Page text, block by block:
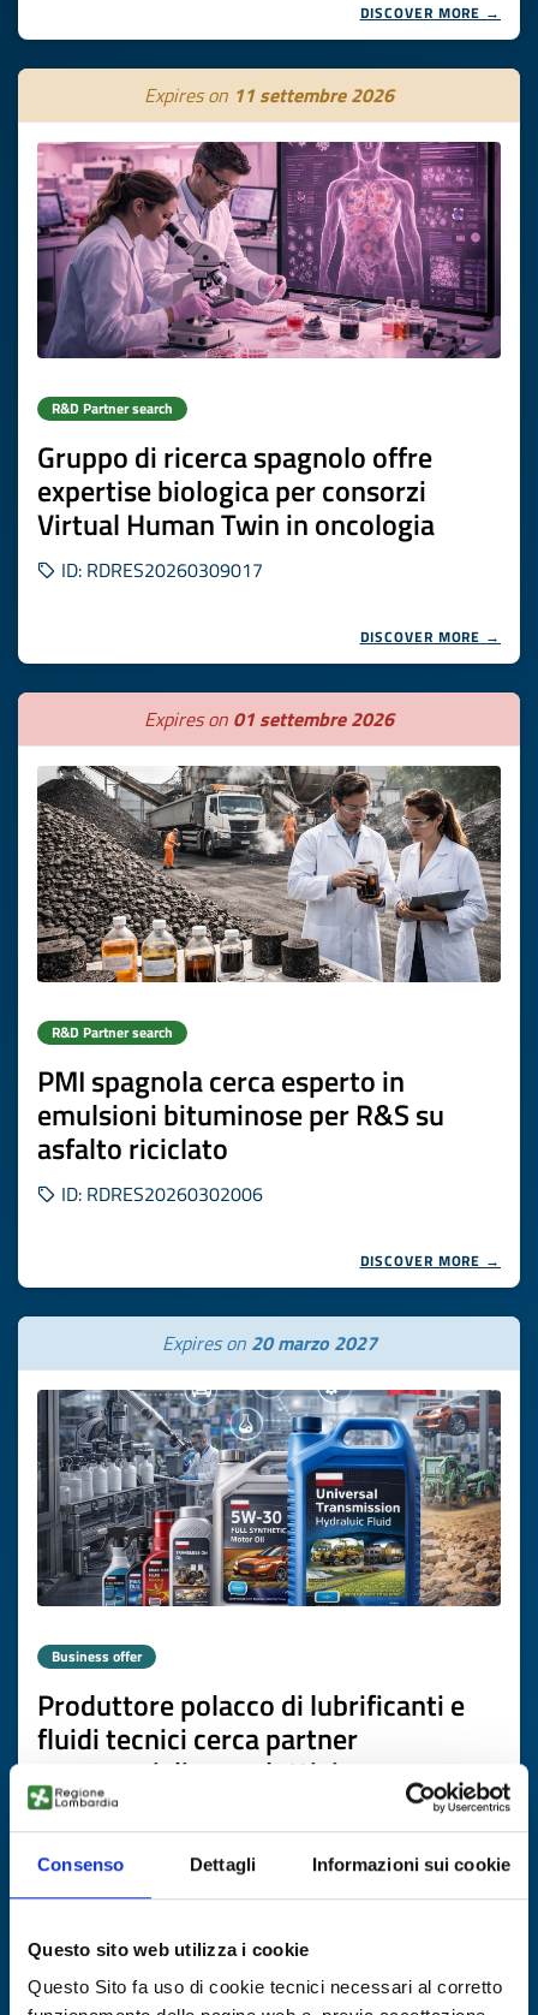
Consenso Dettagli Informazioni sui cookie
Questo sito web utilizza i cookie
Questo Sito fa uso di cookie tecnici necessari al corretto
DISCOVER MORE →
Expires on 11 settembre 2026
R&D Partner search
Gruppo di ricerca spagnolo offre
expertise biologica per consorzi
Virtual Human Twin in oncologia
ID: RDRES20260309017
DISCOVER MORE →
Expires on 01 settembre 2026
R&D Partner search
PMI spagnola cerca esperto in
emulsioni bituminose per R&S su
asfalto riciclato
ID: RDRES20260302006
DISCOVER MORE →
Expires on 20 marzo 2027
Business offer
Produttore polacco di lubrificanti e
fluidi tecnici cerca partner
commerciali e produttivi
ID: BOPL20251117011